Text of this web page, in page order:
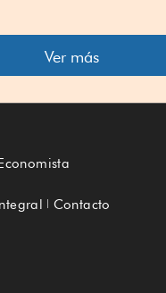
Ver más
Contacto